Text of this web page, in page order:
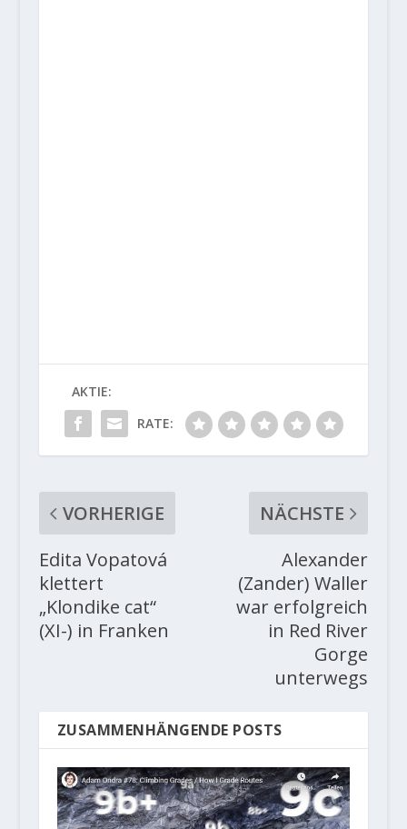
AKTIE:
RATE:
VORHERIGE
Edita Vopatová
klettert
„Klondike cat“
(XI-) in Franken
NÄCHSTE
Alexander
(Zander) Waller
war erfolgreich
in Red River
Gorge
unterwegs
ZUSAMMENHÄNGENDE POSTS